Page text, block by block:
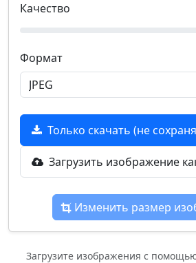
Качество
Формат
Только скачать (не
Загрузить изображение
Изменить размер
Загрузите изображения с